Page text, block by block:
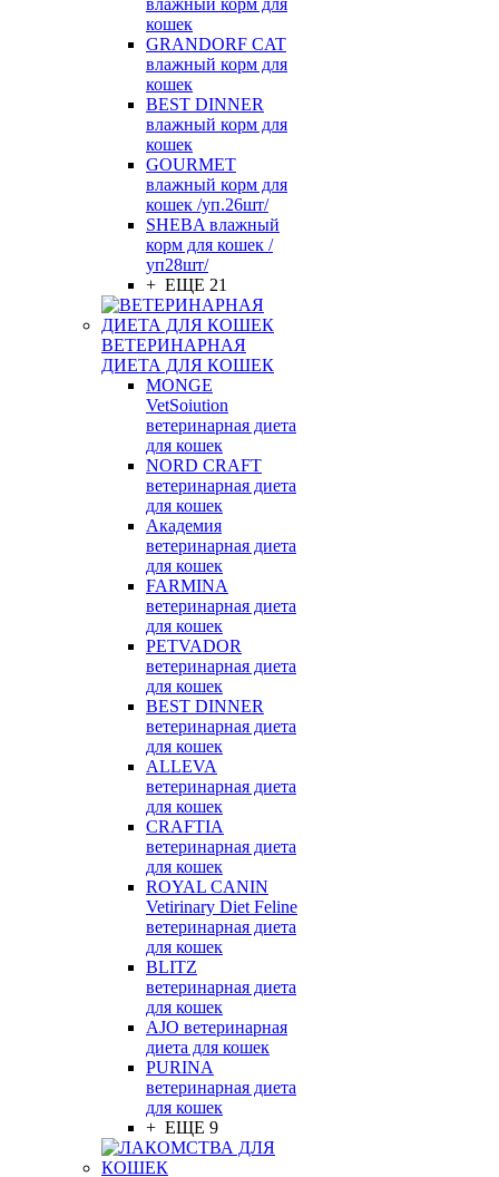
влажный корм для
кошек
GRANDORF CAT
влажный корм для
кошек
BEST DINNER
влажный корм для
кошек
GOURMET
влажный корм для
кошек /уп.26шт/
SHEBA влажный
корм для кошек /
уп28шт/
+ ЕЩЕ 21
ВЕТЕРИНАРНАЯ
ДИЕТА ДЛЯ КОШЕК
MONGE
VetSoiution
ветеринарная диета
для кошек
NORD CRAFT
ветеринарная диета
для кошек
Академия
ветеринарная диета
для кошек
FARMINA
ветеринарная диета
для кошек
PETVADOR
ветеринарная диета
для кошек
BEST DINNER
ветеринарная диета
для кошек
ALLEVA
ветеринарная диета
для кошек
CRAFTIA
ветеринарная диета
для кошек
ROYAL CANIN
Vetirinary Diet Feline
ветеринарная диета
для кошек
BLITZ
ветеринарная диета
для кошек
AJO ветеринарная
диета для кошек
PURINA
ветеринарная диета
для кошек
+ ЕЩЕ 9